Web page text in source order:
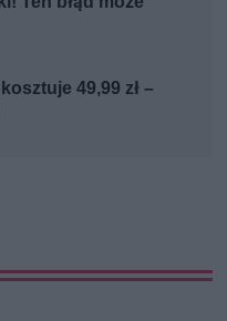
49,99 zł –